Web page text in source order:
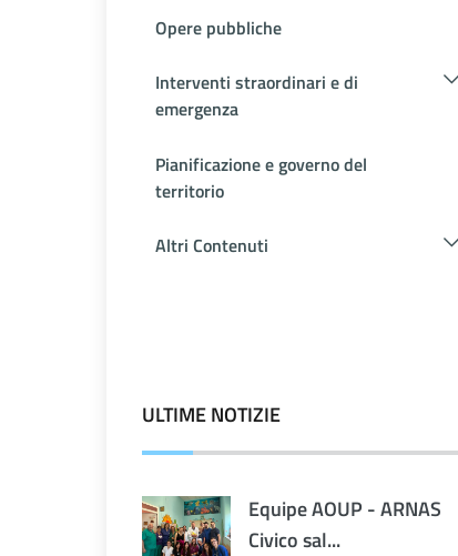
Opere pubbliche
Interventi straordinari e di
emergenza
Pianificazione e governo del
territorio
Altri Contenuti
ULTIME NOTIZIE
Equipe AOUP - ARNAS
Civico sal...